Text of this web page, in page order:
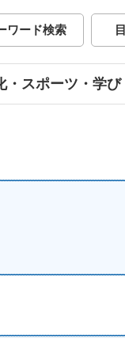
ワード検索
・スポーツ・学び